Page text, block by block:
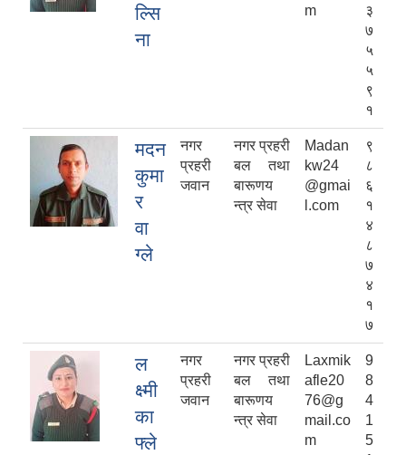
ल्सि
ना
m
३
७
५
५
९
१
मदन
कुमा
र
वा
ग्ले
नगर
प्रहरी
जवान
नगर प्रहरी
बल तथा
बारूणय
न्त्र सेवा
Madan
kw24
@gmai
l.com
९
८
६
१
४
८
७
४
१
७
ल
क्ष्मी
का
फ्ले
नगर
प्रहरी
जवान
नगर प्रहरी
बल तथा
बारूणय
न्त्र सेवा
Laxmik
afle20
76@g
mail.co
m
9
8
4
1
5